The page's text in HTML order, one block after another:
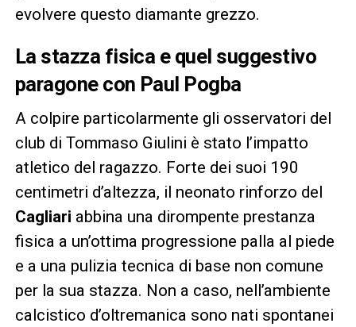
evolvere questo diamante grezzo.
La stazza fisica e quel suggestivo
paragone con Paul Pogba
A colpire particolarmente gli osservatori del
club di Tommaso Giulini è stato l’impatto
atletico del ragazzo. Forte dei suoi 190
centimetri d’altezza, il neonato rinforzo del
Cagliari abbina una dirompente prestanza
fisica a un’ottima progressione palla al piede
e a una pulizia tecnica di base non comune
per la sua stazza. Non a caso, nell’ambiente
calcistico d’oltremanica sono nati spontanei